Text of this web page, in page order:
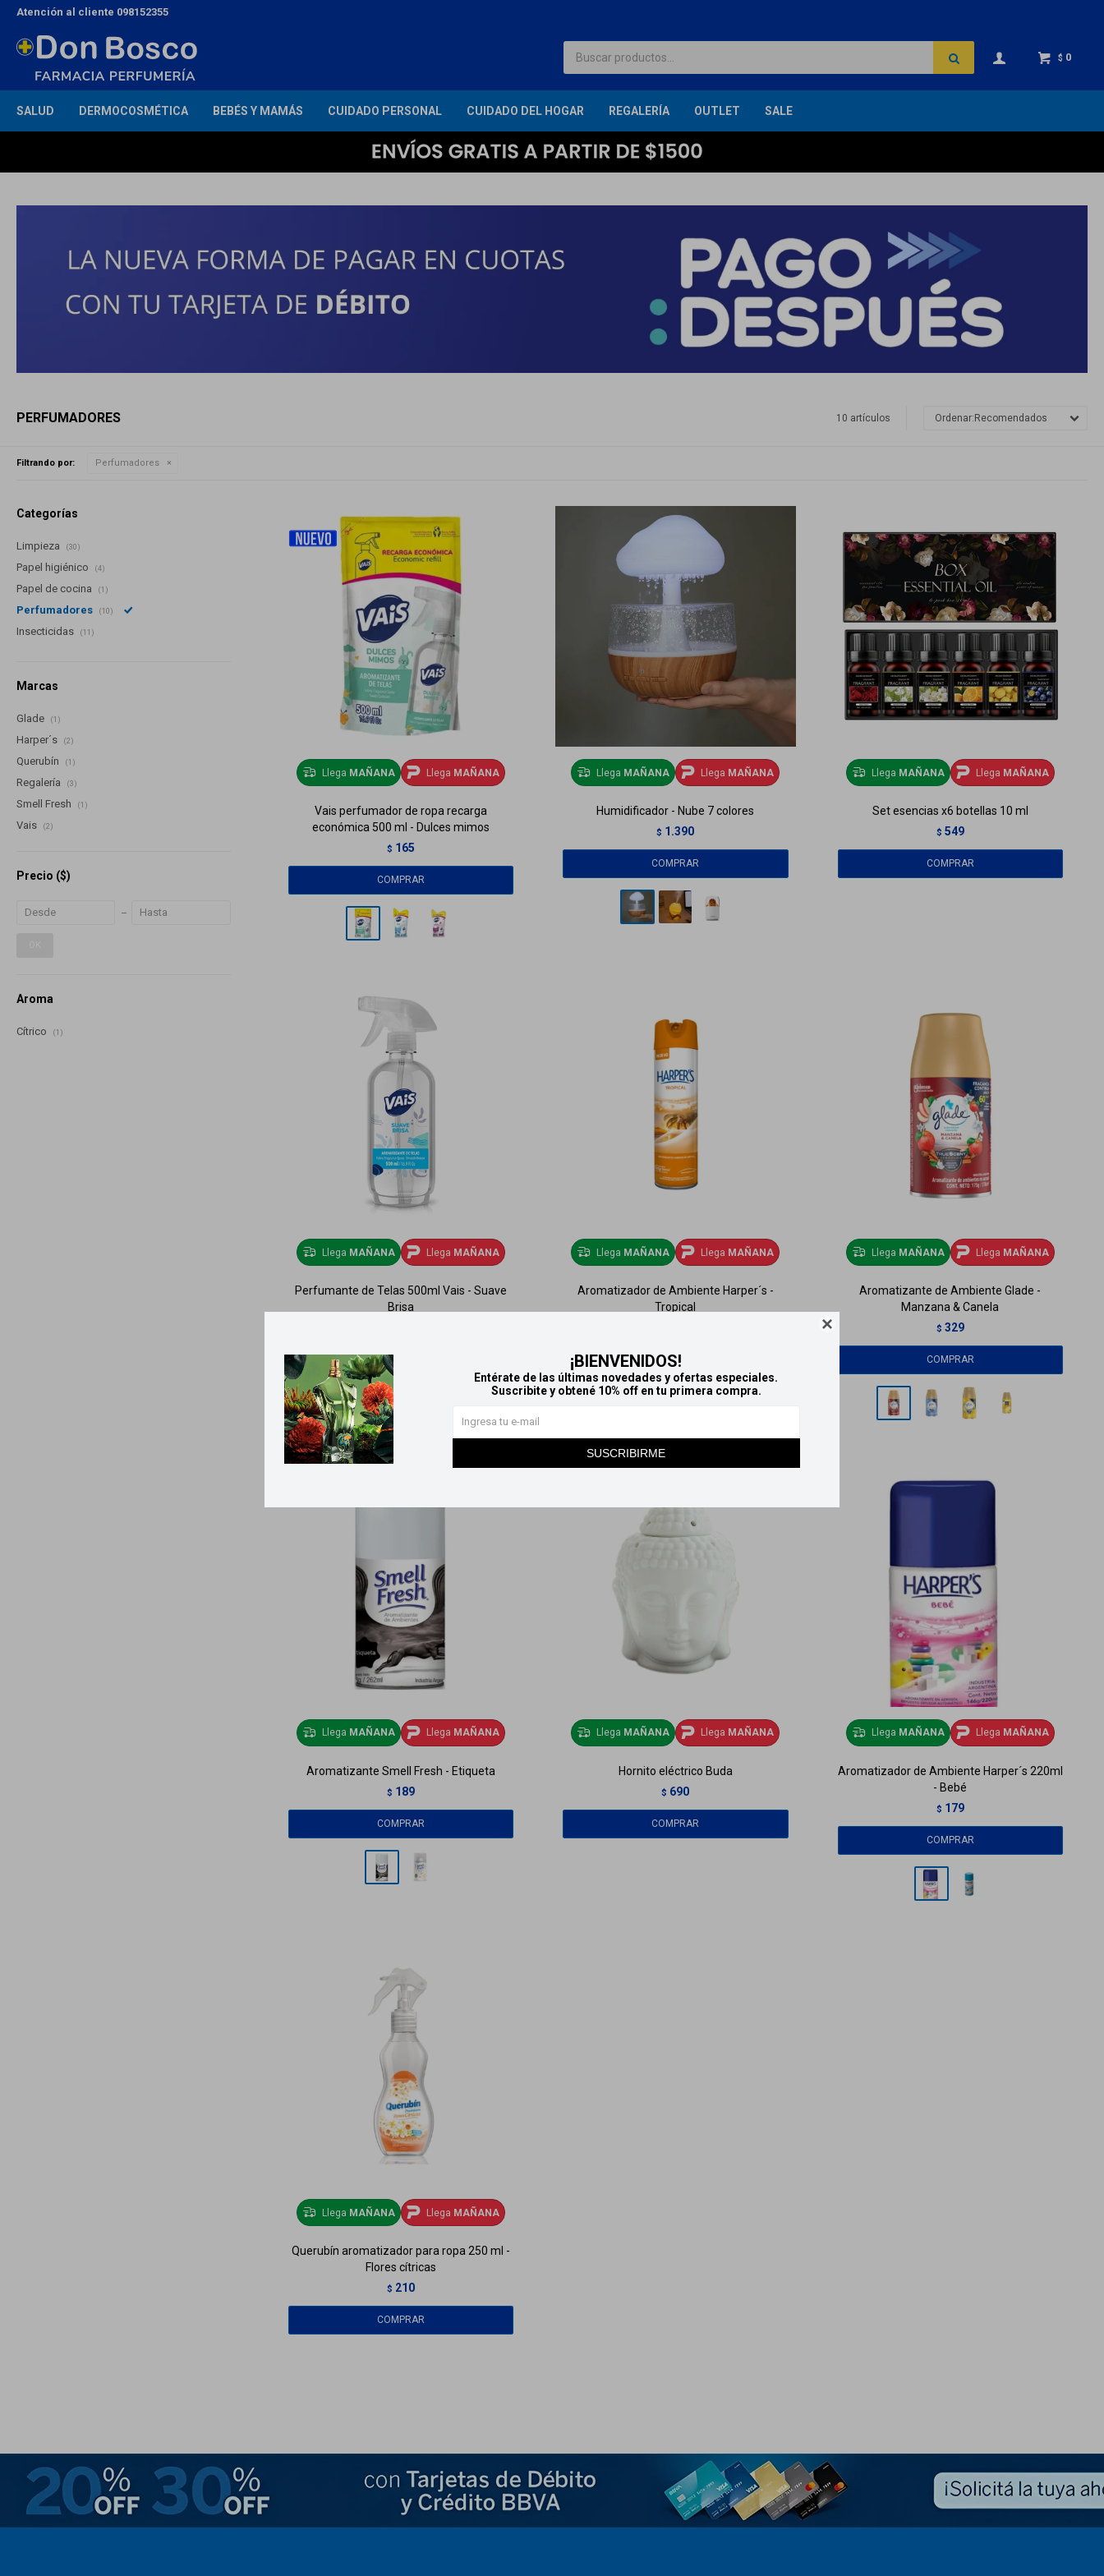

¡BIENVENIDOS!
Entérate de las últimas novedades y ofertas especiales.
Suscribite y obtené 10% off en tu primera compra.
SUSCRIBIRME
SALUD DERMOCOSMÉTICA BEBÉS Y MAMÁS CUIDADO PERSONAL CUIDADO DEL HOGAR REGALERÍA OUTLET SALE
$ 0
Atención al cliente 098152355
PERFUMADORES 10 artículos Recomendados
Filtrando por: Perfumadores
Llega MAÑANA Llega MAÑANA
Vais perfumador de ropa recarga
económica 500 ml - Dulces mimos
$ 165
Llega MAÑANA Llega MAÑANA
Humidificador - Nube 7 colores
$ 1.390
Llega MAÑANA Llega MAÑANA
Set esencias x6 botellas 10 ml
$ 549
Llega MAÑANA Llega MAÑANA
Perfumante de Telas 500ml Vais - Suave
Brisa
Llega MAÑANA Llega MAÑANA
Aromatizador de Ambiente Harper´s -
Tropical
Llega MAÑANA Llega MAÑANA
Aromatizante de Ambiente Glade -
Manzana & Canela
$ 329
Llega MAÑANA Llega MAÑANA
Aromatizante Smell Fresh - Etiqueta
$ 189
Llega MAÑANA Llega MAÑANA
Hornito eléctrico Buda
$ 690
Llega MAÑANA Llega MAÑANA
Aromatizador de Ambiente Harper´s 220ml
- Bebé
$ 179
Llega MAÑANA Llega MAÑANA
Querubín aromatizador para ropa 250 ml -
Flores cítricas
$ 210
Categorías
Limpieza (30)
Papel higiénico (4)
Papel de cocina (1)
Perfumadores (10)
Insecticidas (11)
Marcas
Glade (1)
Harper´s (2)
Querubín (1)
Regalería (3)
Smell Fresh (1)
Vais (2)
Precio ($)
Aroma
Cítrico (1)